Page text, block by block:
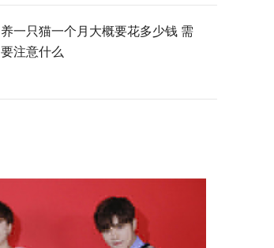
养一只猫一个月大概要花多少钱 需
要注意什么